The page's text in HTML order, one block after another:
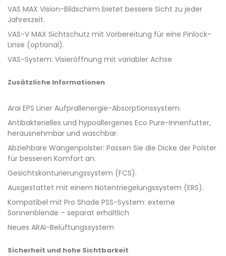
VAS MAX Vision-Bildschirm bietet bessere Sicht zu jeder
Jahreszeit.
VAS-V MAX Sichtschutz mit Vorbereitung für eine Pinlock-
Linse (optional).
VAS-System: Visieröffnung mit variabler Achse
Zusätzliche Informationen
Arai EPS Liner Aufprallenergie-Absorptionssystem.
Antibakterielles und hypoallergenes Eco Pure-Innenfutter,
herausnehmbar und waschbar.
Abziehbare Wangenpolster: Passen Sie die Dicke der Polster
für besseren Komfort an.
Gesichtskonturierungssystem (FCS).
Ausgestattet mit einem Notentriegelungssystem (ERS).
Kompatibel mit Pro Shade PSS-System: externe
Sonnenblende – separat erhältlich
Neues ARAI-Belüftungssystem
Sicherheit und hohe Sichtbarkeit